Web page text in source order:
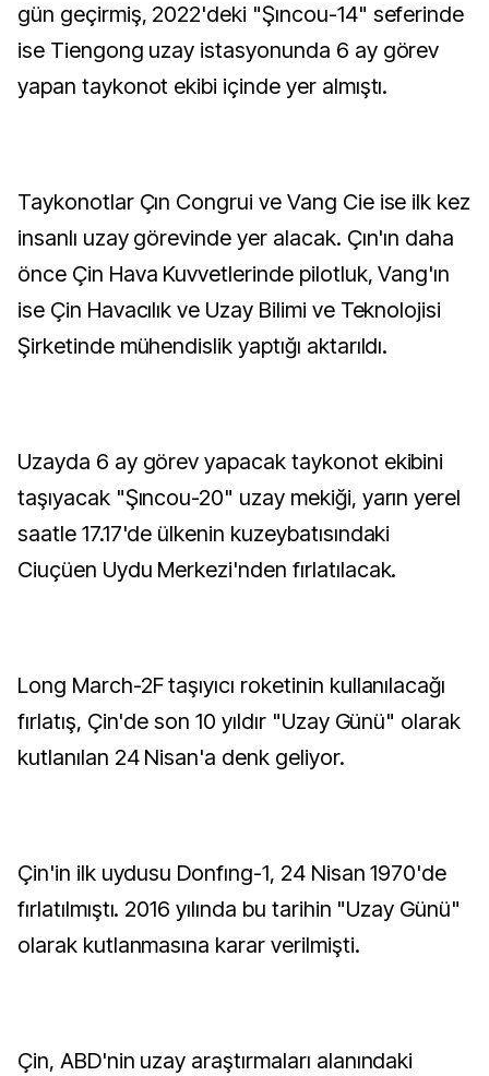
gün geçirmiş, 2022'deki "Şıncou-14" seferinde
ise Tiengong uzay istasyonunda 6 ay görev
yapan taykonot ekibi içinde yer almıştı.
Taykonotlar Çın Congrui ve Vang Cie ise ilk kez
insanlı uzay görevinde yer alacak. Çın'ın daha
önce Çin Hava Kuvvetlerinde pilotluk, Vang'ın
ise Çin Havacılık ve Uzay Bilimi ve Teknolojisi
Şirketinde mühendislik yaptığı aktarıldı.
Uzayda 6 ay görev yapacak taykonot ekibini
taşıyacak "Şıncou-20" uzay mekiği, yarın yerel
saatle 17.17'de ülkenin kuzeybatısındaki
Ciuçüen Uydu Merkezi'nden fırlatılacak.
Long March-2F taşıyıcı roketinin kullanılacağı
fırlatış, Çin'de son 10 yıldır "Uzay Günü" olarak
kutlanılan 24 Nisan'a denk geliyor.
Çin'in ilk uydusu Donfıng-1, 24 Nisan 1970'de
fırlatılmıştı. 2016 yılında bu tarihin "Uzay Günü"
olarak kutlanmasına karar verilmişti.
Çin, ABD'nin uzay araştırmaları alanındaki